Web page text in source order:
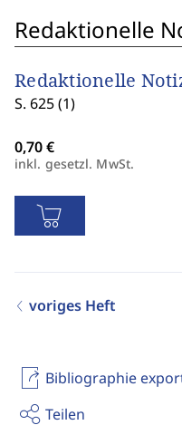
Bibliographie
Teilen
Redaktionelle
Redaktionelle
S. 625 (1)
inkl. gesetzl. MwSt.
voriges Heft